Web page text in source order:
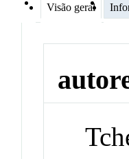
Visão geral